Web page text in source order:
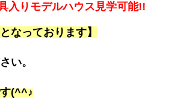
入りモデルハウス見学可能!!
なっております】
い。
(^^♪